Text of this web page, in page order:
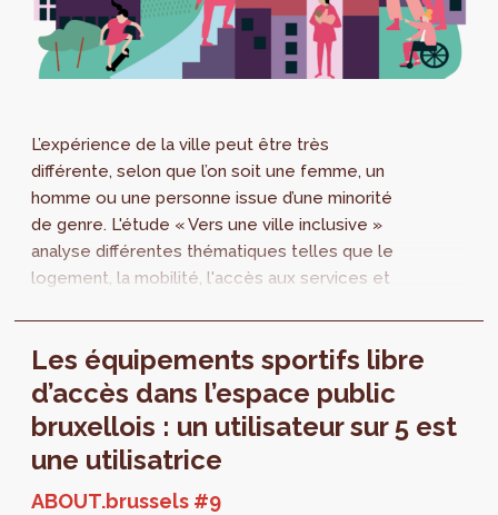
L’expérience de la ville peut être très
différente, selon que l’on soit une femme, un
homme ou une personne issue d’une minorité
de genre. L'étude « Vers une ville inclusive »
analyse différentes thématiques telles que le
logement, la mobilité, l'accès aux services et
Les équipements sportifs libre
d’accès dans l’espace public
bruxellois : un utilisateur sur 5 est
une utilisatrice
ABOUT.brussels #9